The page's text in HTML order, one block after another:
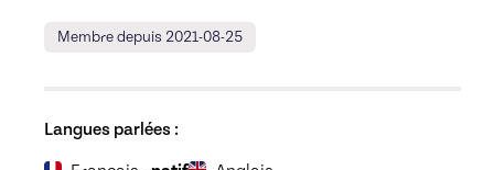
Membre depuis 2021-08-25
Langues parlées :